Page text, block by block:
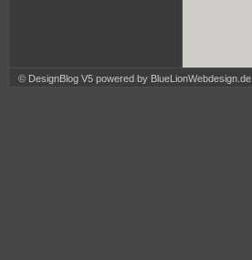
© DesignBlog V5 powered by BlueLionWebdesign.de